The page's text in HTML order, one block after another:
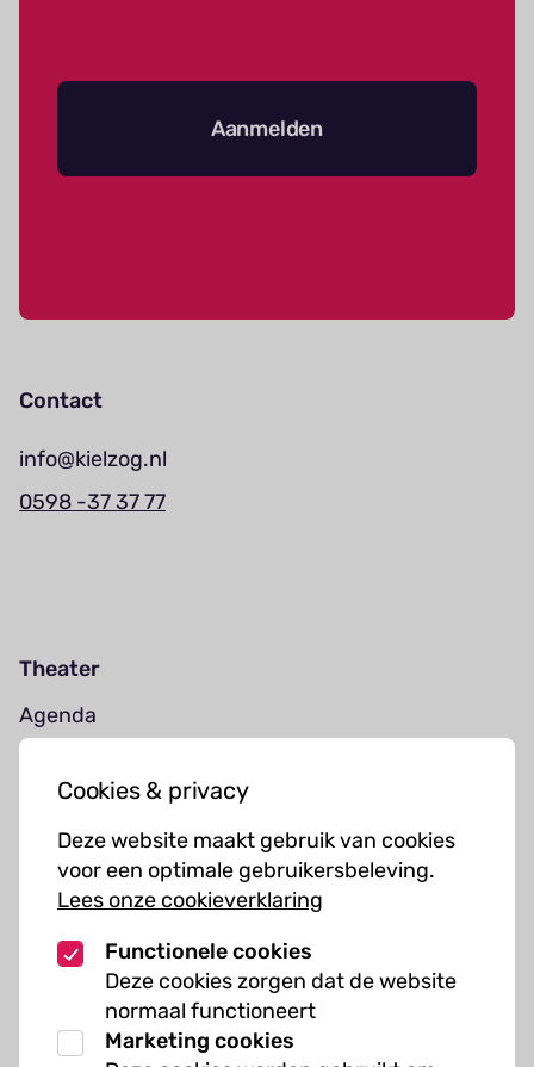
Cookies & privacy
Deze website maakt gebruik van cookies
voor een optimale gebruikersbeleving.
Lees onze cookieverklaring
Functionele cookies
Deze cookies zorgen dat de website
normaal functioneert
Marketing cookies
Aanmelden
Contact
info@kielzog.nl
0598 -37 37 77
Theater
Agenda
Muziekcursussen
Kunst cursussen
Over ons
Organisatie
Werken bij Kielzog